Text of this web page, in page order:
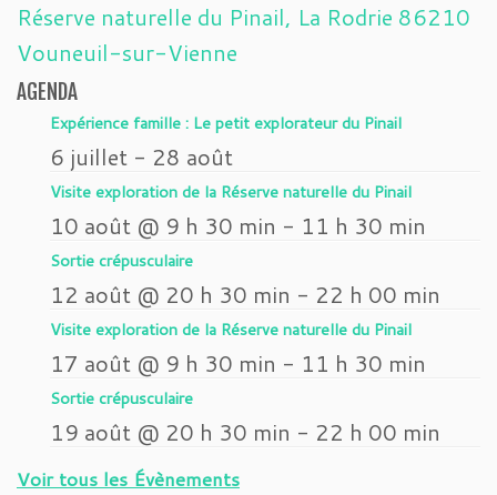
Réserve naturelle du Pinail, La Rodrie 86210
Vouneuil-sur-Vienne
AGENDA
Expérience famille : Le petit explorateur du Pinail
6 juillet - 28 août
Visite exploration de la Réserve naturelle du Pinail
10 août @ 9 h 30 min - 11 h 30 min
Sortie crépusculaire
12 août @ 20 h 30 min - 22 h 00 min
Visite exploration de la Réserve naturelle du Pinail
17 août @ 9 h 30 min - 11 h 30 min
Sortie crépusculaire
19 août @ 20 h 30 min - 22 h 00 min
Voir tous les Évènements